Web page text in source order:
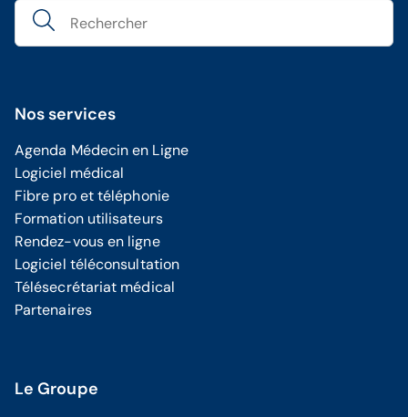
Nos services
Agenda Médecin en Ligne
Logiciel médical
Fibre pro et téléphonie
Formation utilisateurs
Rendez-vous en ligne
Logiciel téléconsultation
Télésecrétariat médical
Partenaires
Le Groupe